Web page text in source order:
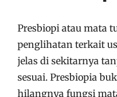
Presbiopi atau mata
penglihatan terkait
jelas di sekitarnya
sesuai. Presbiopia
hilangnya fungsi